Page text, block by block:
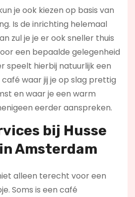
je ook kiezen op basis van
Is de inrichting helemaal
zul je je er ook sneller thuis
een bepaalde gelegenheid
speelt hierbij natuurlijk een
café waar jij je op slag prettig
en waar je een warm
eerder aanspreken.
bij Husse
Amsterdam
alleen terecht voor een
Soms is een café